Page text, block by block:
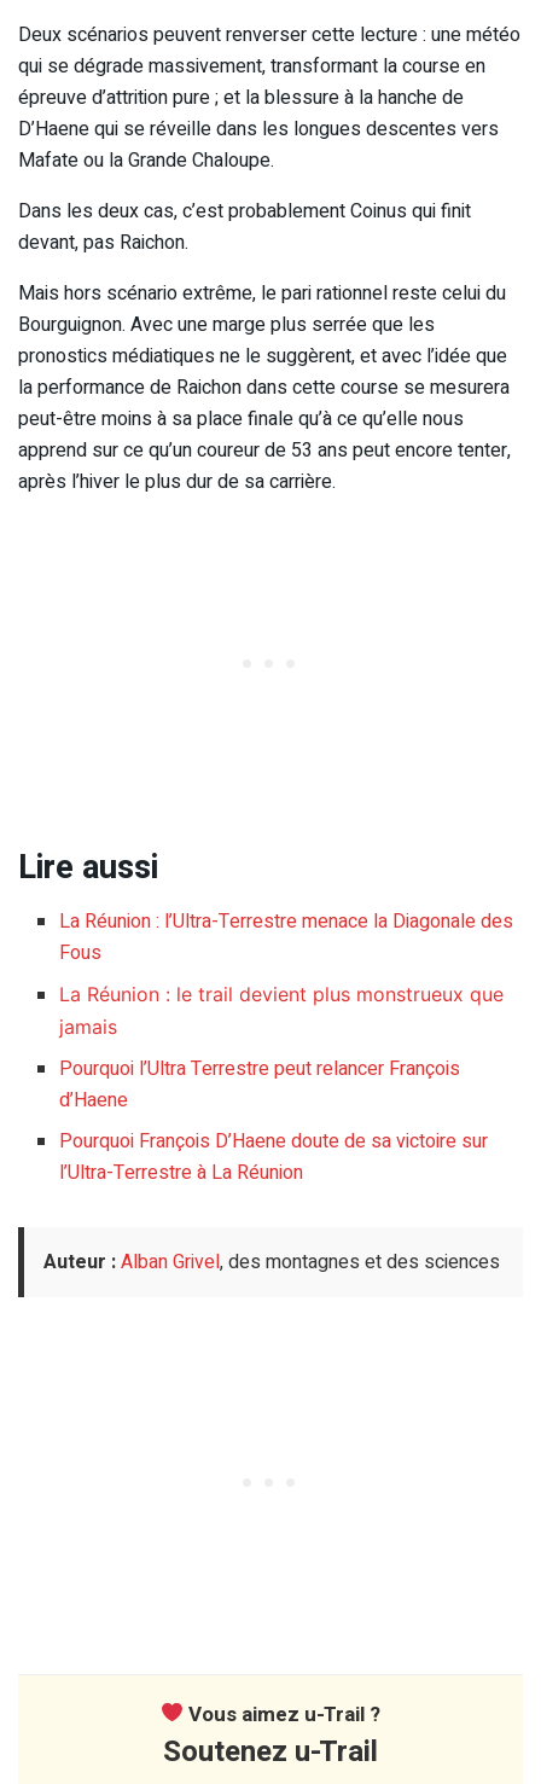
Deux scénarios peuvent renverser cette lecture : une météo
qui se dégrade massivement, transformant la course en
épreuve d’attrition pure ; et la blessure à la hanche de
D’Haene qui se réveille dans les longues descentes vers
Mafate ou la Grande Chaloupe.
Dans les deux cas, c’est probablement Coinus qui finit
devant, pas Raichon.
Mais hors scénario extrême, le pari rationnel reste celui du
Bourguignon. Avec une marge plus serrée que les
pronostics médiatiques ne le suggèrent, et avec l’idée que
la performance de Raichon dans cette course se mesurera
peut-être moins à sa place finale qu’à ce qu’elle nous
apprend sur ce qu’un coureur de 53 ans peut encore tenter,
après l’hiver le plus dur de sa carrière.
Lire aussi
La Réunion : l’Ultra-Terrestre menace la Diagonale des
Fous
La Réunion : le trail devient plus monstrueux que
jamais
Pourquoi l’Ultra Terrestre peut relancer François
d’Haene
Pourquoi François D’Haene doute de sa victoire sur
l’Ultra-Terrestre à La Réunion
Auteur :Alban Grivel, des montagnes et des sciences
Vous aimez u-Trail ?
Soutenez u-Trail